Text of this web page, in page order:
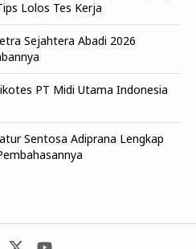
Lolos Tes Kerja
Sejahtera Abadi 2026
PT Midi Utama Indonesia
Sentosa Adiprana Lengkap